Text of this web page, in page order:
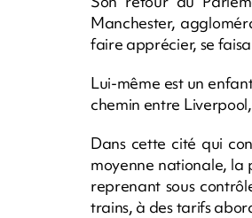
Manchester,
faire apprécier, se
Lui-même est un
chemin entre
Dans cette cité qui
moyenne nationale, la
reprenant sous
trains, à des tarifs